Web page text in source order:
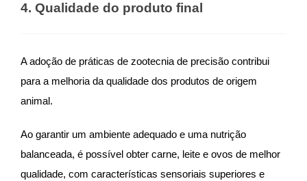
4. Qualidade do produto final
A adoção de práticas de zootecnia de precisão contribui
para a melhoria da qualidade dos produtos de origem
animal.
Ao garantir um ambiente adequado e uma nutrição
balanceada, é possível obter carne, leite e ovos de melhor
qualidade, com características sensoriais superiores e